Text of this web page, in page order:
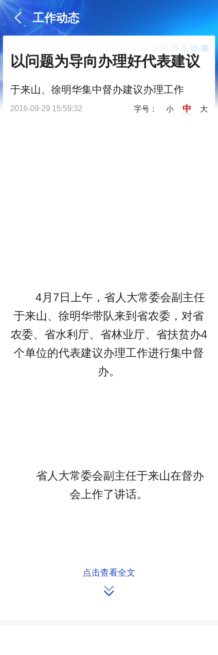
工作动态
以问题为导向办理好代表建议
于来山、徐明华集中督办建议办理工作
2016-09-29 15:59:32 字号： 小 中 大
4月7日上午，省人大常委会副主任
于来山、徐明华带队来到省农委，对省
农委、省水利厅、省林业厅、省扶贫办4
个单位的代表建议办理工作进行集中督
办。
省人大常委会副主任于来山在督办
会上作了讲话。
省人大常委会副主任于来山在督办
点击查看全文
